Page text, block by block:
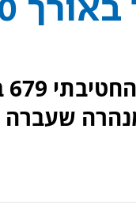
שעברה